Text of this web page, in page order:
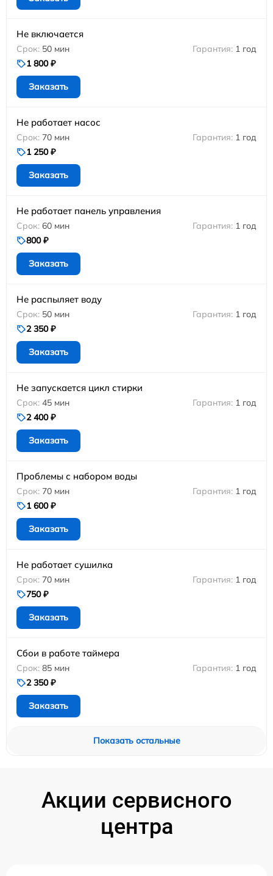
Не включается
50 мин
1 год
1 800 ₽
Заказать
Не работает насос
70 мин
1 год
1 250 ₽
Заказать
Не работает панель управления
60 мин
1 год
800 ₽
Заказать
Не распыляет воду
50 мин
1 год
2 350 ₽
Заказать
Не запускается цикл стирки
45 мин
1 год
2 400 ₽
Заказать
Проблемы с набором воды
70 мин
1 год
1 600 ₽
Заказать
Не работает сушилка
70 мин
1 год
750 ₽
Заказать
Сбои в работе таймера
85 мин
1 год
2 350 ₽
Заказать
Показать остальные
Акции сервисного
центра